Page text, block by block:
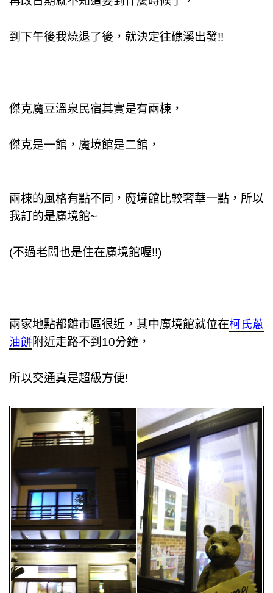
到下午後我燒退了後，就決定往礁溪出發!!
傑克魔豆溫泉民宿其實是有兩棟，
傑克是一館，魔境館是二館，
兩棟的風格有點不同，魔境館比較奢華一點，所以
我訂的是魔境館~
(不過老闆也是住在魔境館喔!!)
兩家地點都離市區很近，其中魔境館就位在柯氏蔥
油餅附近走路不到10分鐘，
所以交通真是超級方便!